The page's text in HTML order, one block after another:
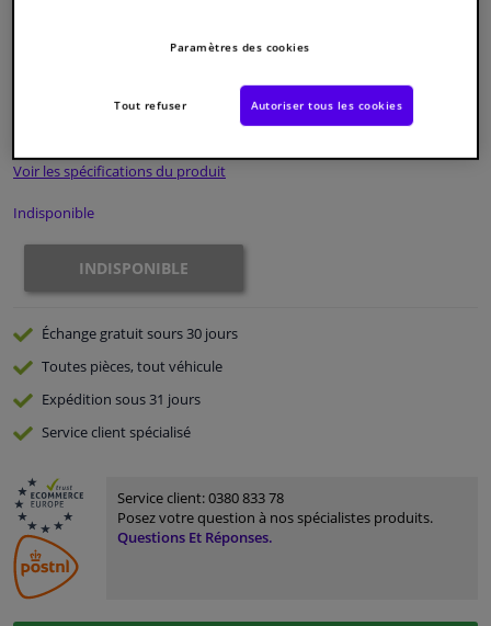
Atelier & outils
Camping-car, moto & vélo
Promotions et réductions
Capteurs & électronique
Numéro de produit d'origine:1428554
Voir les spécifications du produit
Indisponible
INDISPONIBLE
Échange gratuitsours 30 jours
Toutes pièces, tout véhicule
Expédition sous 31 jours
Serviceclient spécialisé
Service client:0380 833 78
Posez votre question à nos spécialistes produits.
Questions Et Réponses.
Paramètres des cookies
Tout refuser Autoriser tous les cookies